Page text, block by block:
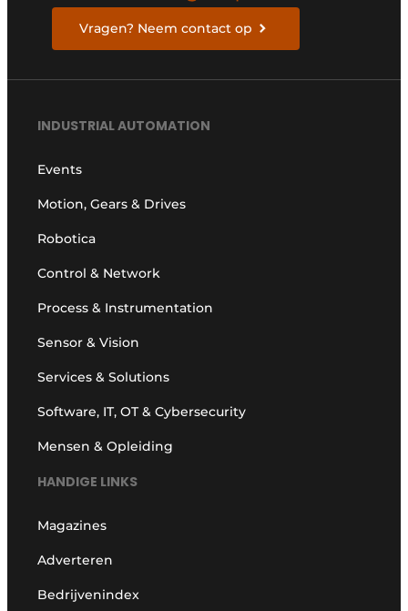
Vragen? Neem contact op
INDUSTRIAL AUTOMATION
Events
Motion, Gears & Drives
Robotica
Control & Network
Process & Instrumentation
Sensor & Vision
Services & Solutions
Software, IT, OT & Cybersecurity
Mensen & Opleiding
HANDIGE LINKS
Magazines
Adverteren
Bedrijvenindex